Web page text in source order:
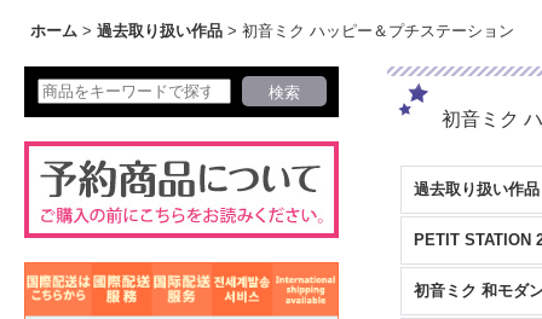
ホーム > 過去取り扱い作品 > 初音ミク ハッピー＆プチステーション
初音ミク
過去取り扱い作
PETIT STATION